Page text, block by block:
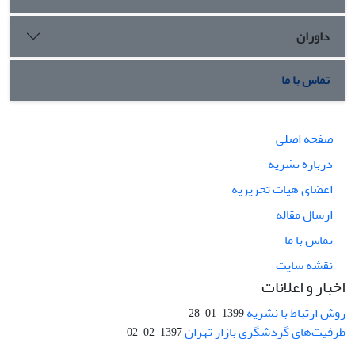
داوران
تماس با ما
صفحه اصلی
درباره نشریه
اعضای هیات تحریریه
ارسال مقاله
تماس با ما
نقشه سایت
اخبار و اعلانات
روش ارتباط با نشریه1399-01-28
ظرفیت‌های گردشگری بازار تهران1397-02-02